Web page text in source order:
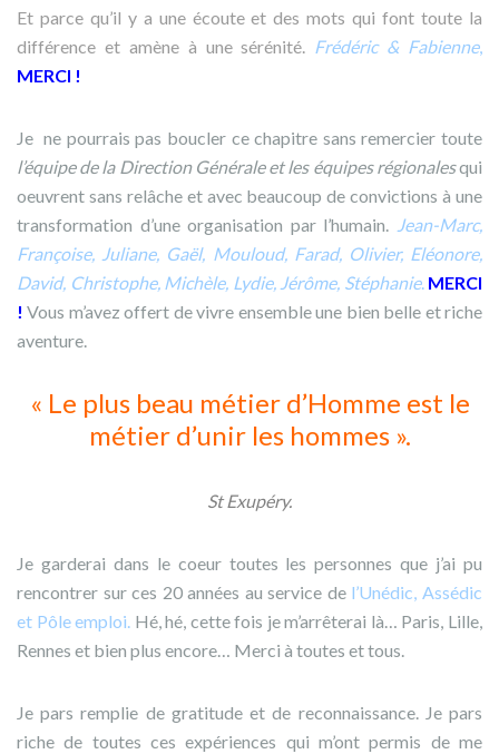
Et parce qu’il y a une écoute et des mots qui font toute la
différence et amène à une sérénité.
Frédéric & Fabienne,
MERCI !
Je ne pourrais pas boucler ce chapitre sans remercier toute
l’équipe de la Direction Générale et les équipes régionalesqui
oeuvrent sans relâche et avec beaucoup de convictions à une
transformation d’une organisation par l’humain.
Jean-Marc,
Françoise, Juliane, Gaël, Mouloud, Farad, Olivier, Eléonore,
David, Christophe, Michèle, Lydie, Jérôme, Stéphanie. MERCI
! Vous m’avez offert de vivre ensemble une bien belle et riche
aventure.
« Le plus beau métier d’Homme est le
métier d’unir les hommes ».
St Exupéry.
Je garderai dans le coeur toutes les personnes que j’ai pu
rencontrer sur ces 20 années au service de l’Unédic, Assédic
et Pôle emploi. Hé, hé, cette fois je m’arrêterai là… Paris, Lille,
Rennes et bien plus encore… Merci à toutes et tous.
Je pars remplie de gratitude et de reconnaissance.
Je pars
riche de toutes ces expériences qui m’ont permis de me